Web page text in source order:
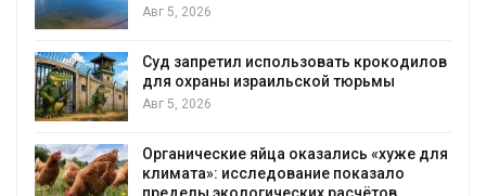
Авг 5, 2026
Суд запретил использовать крокодилов
для охраны израильской тюрьмы
Авг 5, 2026
Органические яйца оказались «хуже для
климата»: исследование показало
пределы экологических расчётов